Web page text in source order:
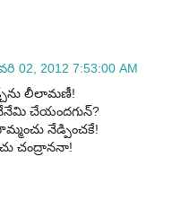
02, 2012 7:53:00 AM
లీలామణీ!
చేయందగున్?
నేడ్పించకే!
చంద్రాననా!